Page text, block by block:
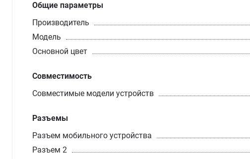
Общие параметры
Производитель
Модель
Основной цвет
Совместимость
Совместимые модели устройств
Разъемы
Разъем мобильного устройства
Разъем 2